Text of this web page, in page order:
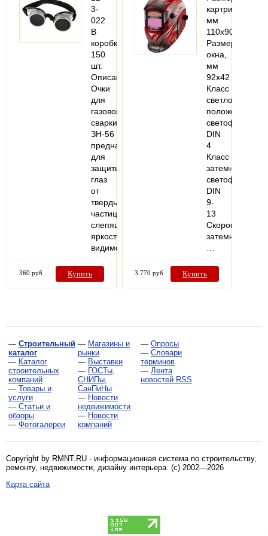
3-
022
В
коробке:
150
шт.
Описание:
Очки
для
газовой
сварки
ЗН-56
предназначены
для
защиты
глаз
от
твердых
частиц,
слепящей
яркости
видимого…
360 руб Купить
картриджа,
мм
110х90х9
Размер
окна,
мм
92х42
Класс
светлого
положения
светофильтра
DIN
4
Класс
затемнения
светофильтра
DIN
9-
13
Скорость
затемнения,
3 770 руб Купить
— Строительный
каталог
— Каталог
строительных
компаний
— Товары и
услуги
— Статьи и
обзоры
— Фотогалереи
— Магазины и
рынки
— Выставки
— ГОСТы,
СНИПы,
СанПиНы
— Новости
недвижимости
— Новости
компаний
— Опросы
— Словари
терминов
— Лента
новостей RSS
Copyright by RMNT.RU - информационная система по строительству,
ремонту, недвижимости, дизайну интерьера . (c) 2002—2026
Карта сайта